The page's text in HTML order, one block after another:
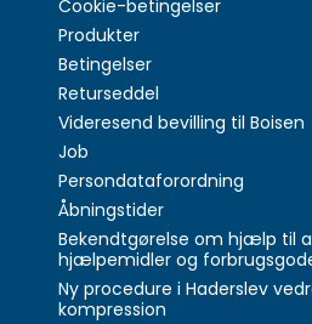
Cookie-betingelser
Produkter
Betingelser
Returseddel
Videresend bevilling til Boisen
Job
Persondataforordning
Åbningstider
Bekendtgørelse om hjælp til
hjælpemidler og
Ny procedure i Haderslev
kompression